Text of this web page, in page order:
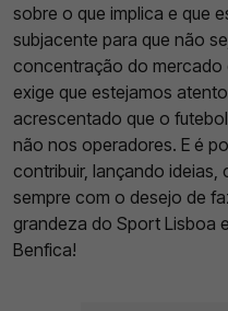
sobre o que implica e que
subjacente para que não
concentração do mercado
exige que estejamos
acrescentado que o
não nos operadores. E é
contribuir, lançando ideias,
sempre com o desejo de
grandeza do Sport Lisboa
Benfica!